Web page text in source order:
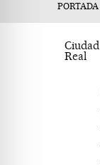
PORTADA
Ciudad
Real